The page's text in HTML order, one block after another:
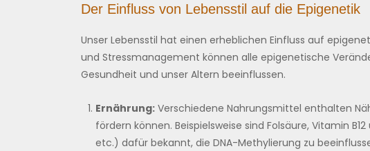
Der Einfluss von Lebensstil auf die Epigenetik
Unser Lebensstil hat einen erheblichen Einfluss auf
und Stressmanagement können alle epigenetische
Gesundheit und unser Altern beeinflussen.
Ernährung: Verschiedene Nahrungsmittel enthalten
fördern können. Beispielsweise sind Folsäure, Vitamin
etc.) dafür bekannt, die DNA-Methylierung zu